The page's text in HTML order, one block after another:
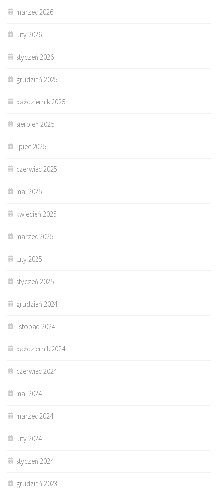
marzec 2026
luty 2026
styczeń 2026
grudzień 2025
październik 2025
sierpień 2025
lipiec 2025
czerwiec 2025
maj 2025
kwiecień 2025
marzec 2025
luty 2025
styczeń 2025
grudzień 2024
listopad 2024
październik 2024
czerwiec 2024
maj 2024
marzec 2024
luty 2024
styczeń 2024
grudzień 2023